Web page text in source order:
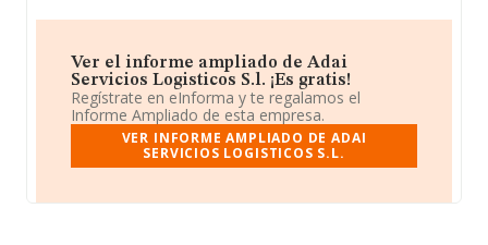
Ver el informe ampliado de Adai
Servicios Logisticos S.l. ¡Es gratis!
Regístrate en eInforma y te regalamos el
Informe Ampliado de esta empresa.
VER INFORME AMPLIADO DE ADAI
SERVICIOS LOGISTICOS S.L.